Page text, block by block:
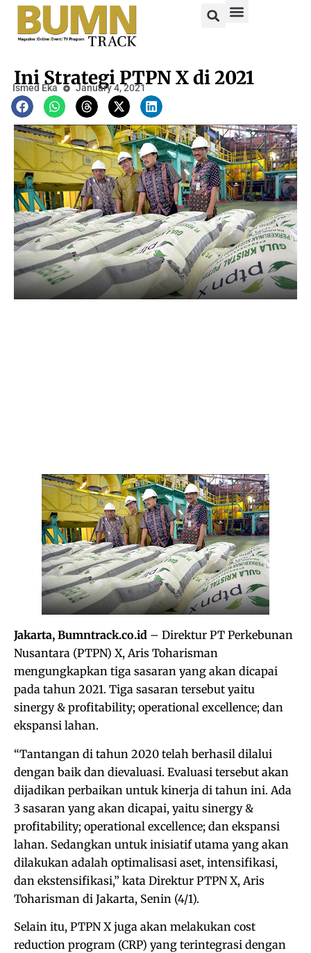
Ini Strategi PTPN X di 2021
Ismed Eka January 4, 2021
Jakarta, Bumntrack.co.id – Direktur PT Perkebunan
Nusantara (PTPN) X, Aris Toharisman
mengungkapkan tiga sasaran yang akan dicapai
pada tahun 2021. Tiga sasaran tersebut yaitu
sinergy & profitability; operational excellence; dan
ekspansi lahan.
“Tantangan di tahun 2020 telah berhasil dilalui
dengan baik dan dievaluasi. Evaluasi tersebut akan
dijadikan perbaikan untuk kinerja di tahun ini. Ada
3 sasaran yang akan dicapai, yaitu sinergy &
profitability; operational excellence; dan ekspansi
lahan. Sedangkan untuk inisiatif utama yang akan
dilakukan adalah optimalisasi aset, intensifikasi,
dan ekstensifikasi,” kata Direktur PTPN X, Aris
Toharisman di Jakarta, Senin (4/1).
Selain itu, PTPN X juga akan melakukan cost
reduction program (CRP) yang terintegrasi dengan